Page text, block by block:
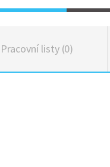
Pracovní listy (0)